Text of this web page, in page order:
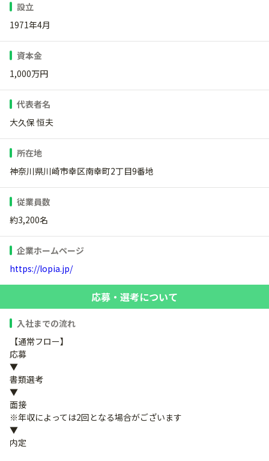
設立
1971年4月
資本金
1,000万円
代表者名
大久保 恒夫
所在地
神奈川県川崎市幸区南幸町2丁目9番地
従業員数
約3,200名
企業ホームページ
https://lopia.jp/
応募・選考について
入社までの流れ
【通常フロー】
応募
▼
書類選考
▼
面接
※年収によっては2回となる場合がございます
▼
内定